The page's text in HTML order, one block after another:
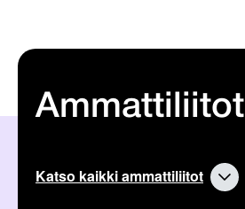
Ammattiliitot
Katso kaikki ammattiliitot